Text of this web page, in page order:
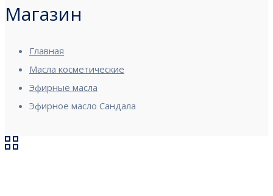
Магазин
Главная
Масла косметические
Эфирные масла
Эфирное масло Сандала